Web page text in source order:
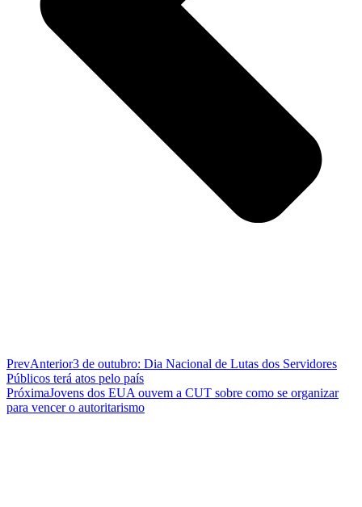
PrevAnterior3 de outubro: Dia Nacional de Lutas dos Servidores
Públicos terá atos pelo país
PróximaJovens dos EUA ouvem a CUT sobre como se organizar
para vencer o autoritarismo